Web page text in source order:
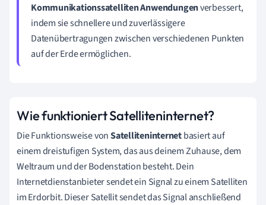
Kommunikationssatelliten Anwendungenverbessert,
indem sie schnellere und zuverlässigere
Datenübertragungen zwischen verschiedenen Punkten
auf der Erde ermöglichen.
Wie funktioniert Satelliteninternet?
Die Funktionsweise vonSatelliteninternetbasiert auf
einem dreistufigen System, das aus deinem Zuhause, dem
Weltraum und der Bodenstation besteht. Dein
Internetdienstanbieter sendet ein Signal zu einem Satelliten
im Erdorbit. Dieser Satellit sendet das Signal anschließend